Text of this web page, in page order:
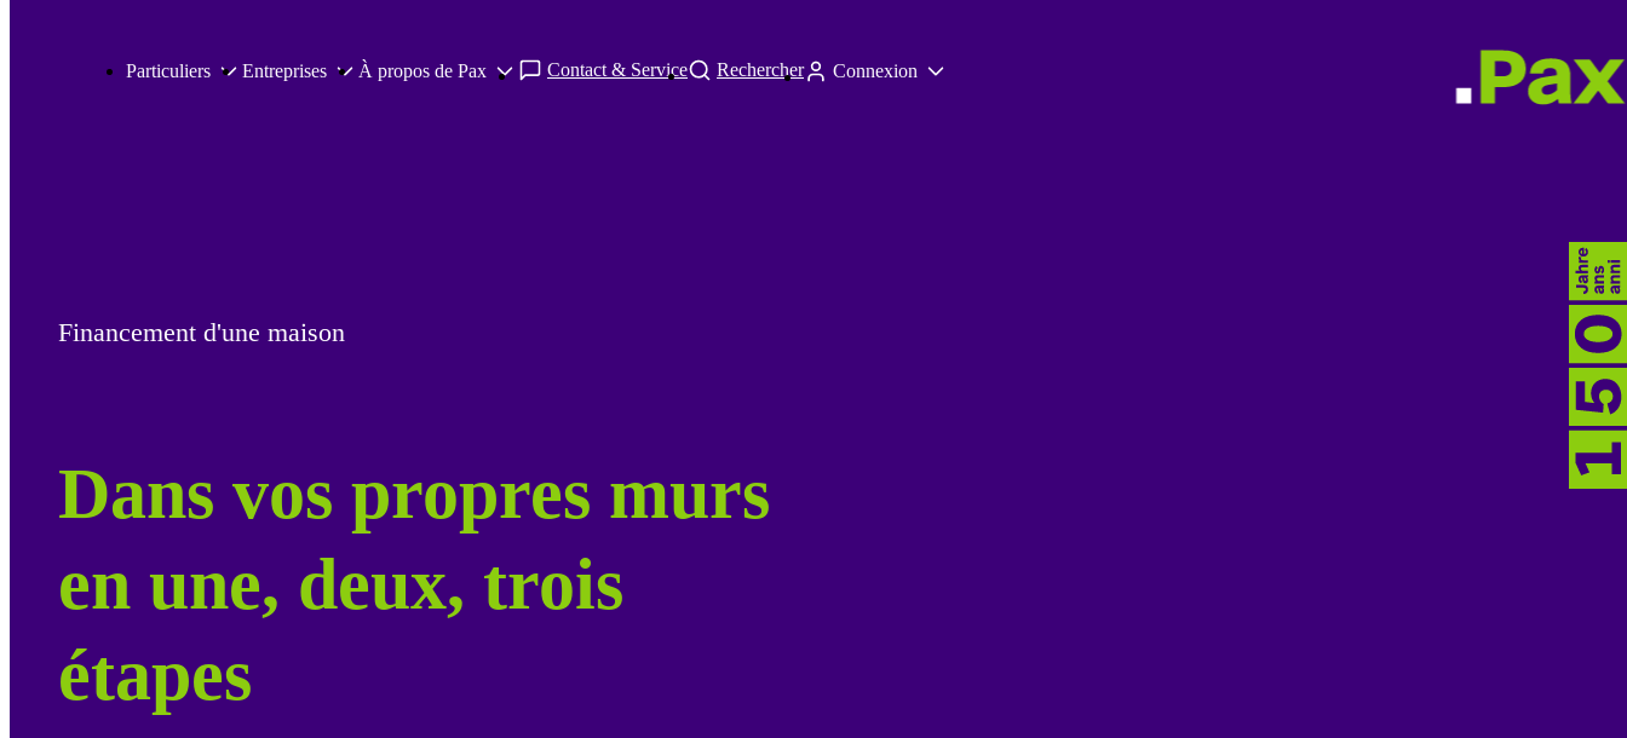
Particuliers Entreprises À propos de Pax Contact & Service Rechercher Connexion
Financement d'une maison
Dans vos propres murs
en une, deux, trois
étapes